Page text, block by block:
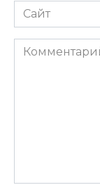
Сайт
Комментарий